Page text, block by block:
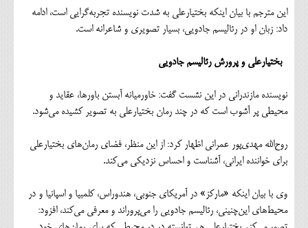
این مترجم با بیان اینکه بختیارعلی به شدت نویسنده تجربه‌گرایی است، ادامه
داد: زبان او در رئالیسم جادویی، بسیار تصویری و شاعرانه است.
بختیارعلی و پرورش رئالیسم جادویی
نویسنده مازندرانی در این نشست گفت: خاورمیانه آبستن باورها، عقاید و
محیطی پر آشوب است که در چند رمان بختیارعلی به تصویر کشیده می‌شود.
روح‌الله مهدی‌پور عمرانی اظهار کرد: از این منظر، فضای رمان‌های بختیارعلی
برای خواننده ایرانی، آشناست و احساس نزدیکی می‌کند.
وی با بیان اینکه «مارکز» در آمریکای جنوبی، هندوراس، کلمبیا و اسپانیا و در
محیط‌های این‌چنینی، رئالیسم جادویی را می‌پروراند و معرفی می‌کند، افزود: